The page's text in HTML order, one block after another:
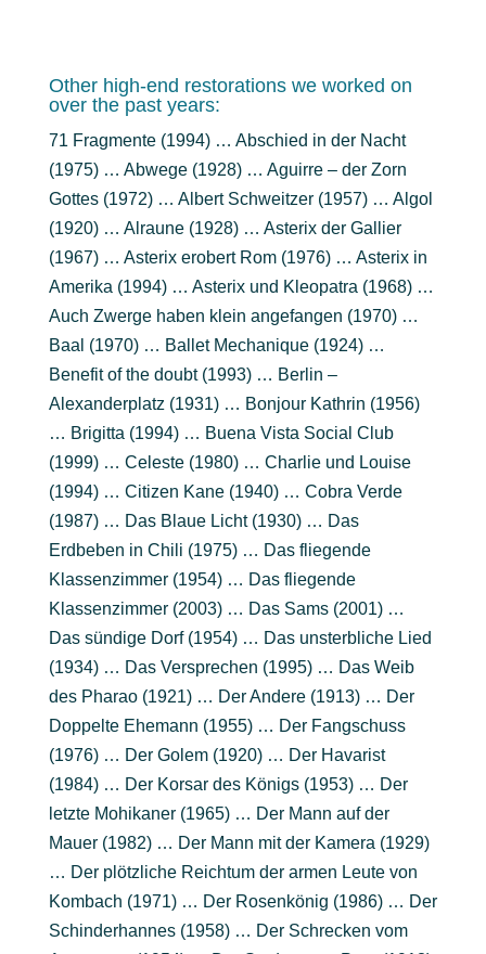
Other high-end restorations we worked on
over the past years:
71 Fragmente (1994) … Abschied in der Nacht
(1975) … Abwege (1928) … Aguirre – der Zorn
Gottes (1972) … Albert Schweitzer (1957) … Algol
(1920) … Alraune (1928) … Asterix der Gallier
(1967) … Asterix erobert Rom (1976) … Asterix in
Amerika (1994) … Asterix und Kleopatra (1968) …
Auch Zwerge haben klein angefangen (1970) …
Baal (1970) … Ballet Mechanique (1924) …
Benefit of the doubt (1993) … Berlin –
Alexanderplatz (1931) … Bonjour Kathrin (1956)
… Brigitta (1994) … Buena Vista Social Club
(1999) … Celeste (1980) … Charlie und Louise
(1994) … Citizen Kane (1940) … Cobra Verde
(1987) … Das Blaue Licht (1930) … Das
Erdbeben in Chili (1975) … Das fliegende
Klassenzimmer (1954) … Das fliegende
Klassenzimmer (2003) … Das Sams (2001) …
Das sündige Dorf (1954) … Das unsterbliche Lied
(1934) … Das Versprechen (1995) … Das Weib
des Pharao (1921) … Der Andere (1913) … Der
Doppelte Ehemann (1955) … Der Fangschuss
(1976) … Der Golem (1920) … Der Havarist
(1984) … Der Korsar des Königs (1953) … Der
letzte Mohikaner (1965) … Der Mann auf der
Mauer (1982) … Der Mann mit der Kamera (1929)
… Der plötzliche Reichtum der armen Leute von
Kombach (1971) … Der Rosenkönig (1986) … Der
Schinderhannes (1958) … Der Schrecken vom